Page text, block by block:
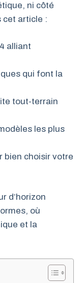
ni côté
cet article :
alliant
qui font la
tout-terrain
les plus
bien choisir votre
d’horizon
où
et la